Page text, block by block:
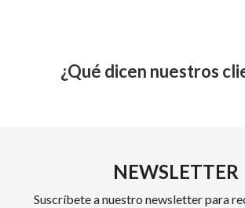
¿Qué dicen nuestros
NEWSLETTER
Suscríbete a nuestro newsletter para